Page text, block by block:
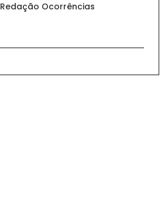
Redação Ocorrências